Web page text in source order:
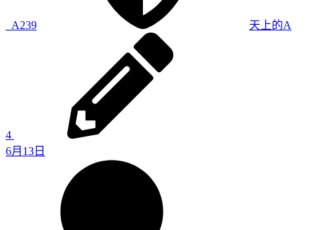
_A239 天上的A
4
6月13日